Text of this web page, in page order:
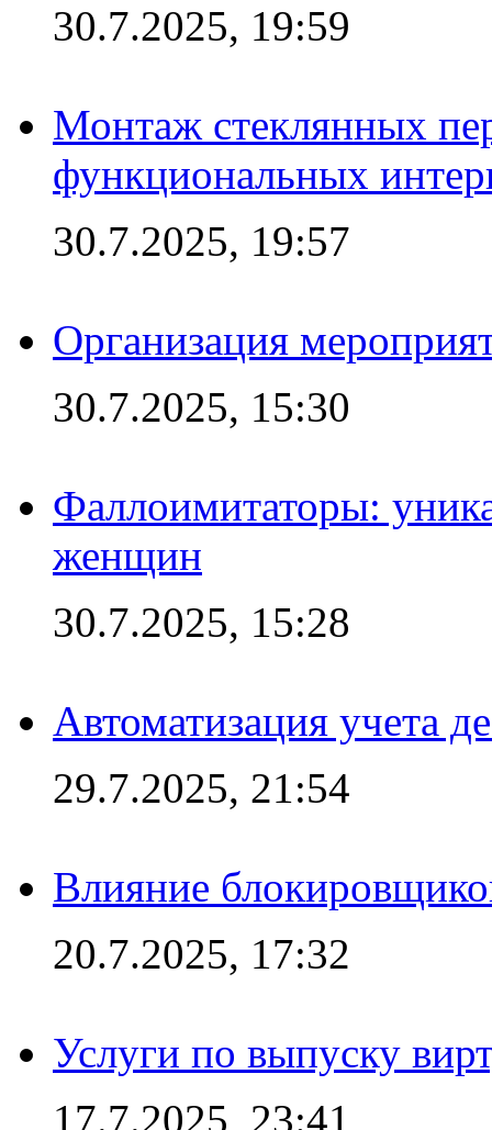
30.7.2025, 19:59
Монтаж стеклянных
функциональных
30.7.2025, 19:57
Организация
30.7.2025, 15:30
Фаллоимитаторы:
женщин
30.7.2025, 15:28
Автоматизация учета
29.7.2025, 21:54
Влияние
20.7.2025, 17:32
Услуги по выпуску
17.7.2025, 23:41